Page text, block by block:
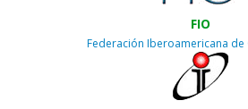
FIO
Federación Iberoamericana de